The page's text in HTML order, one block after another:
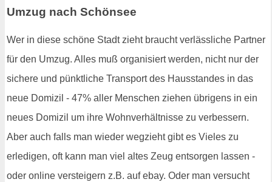
Umzug nach Schönsee
Wer in diese schöne Stadt zieht braucht verlässliche Partner
für den Umzug. Alles muß organisiert werden, nicht nur der
sichere und pünktliche Transport des Hausstandes in das
neue Domizil - 47% aller Menschen ziehen übrigens in ein
neues Domizil um ihre Wohnverhältnisse zu verbessern.
Aber auch falls man wieder wegzieht gibt es Vieles zu
erledigen, oft kann man viel altes Zeug entsorgen lassen -
oder online versteigern z.B. auf ebay. Oder man versucht